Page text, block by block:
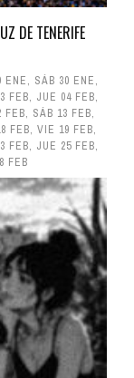
DE TENERIFE
ENE, SÁB 30 ENE,
FEB, JUE 04 FEB,
FEB, SÁB 13 FEB,
FEB, VIE 19 FEB,
FEB, JUE 25 FEB,
FEB